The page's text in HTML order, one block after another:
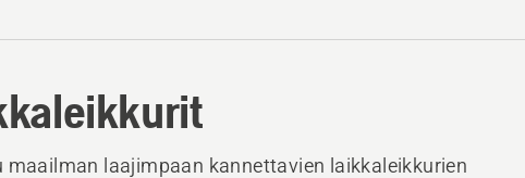
maailman laajimpaan kannettavien laikkaleikkurien